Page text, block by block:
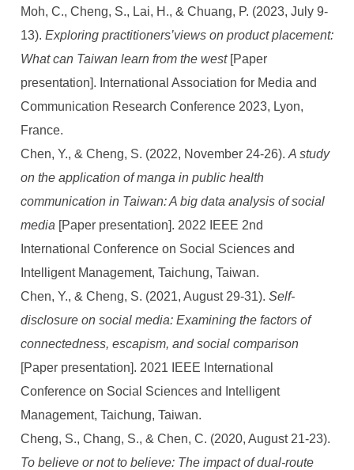
Moh, C., Cheng, S., Lai, H., & Chuang, P. (2023, July 9-
13). Exploring practitioners’views on product placement:
What can Taiwan learn from the west[Paper
presentation]. International Association for Media and
Communication Research Conference 2023, Lyon,
France.
Chen, Y., & Cheng, S. (2022, November 24-26). A study
on the application of manga in public health
communication in Taiwan: A big data analysis of social
media [Paper presentation]. 2022 IEEE 2nd
International Conference on Social Sciences and
Intelligent Management, Taichung, Taiwan.
Chen, Y., & Cheng, S. (2021, August 29-31). Self-
disclosure on social media: Examining the factors of
connectedness, escapism, and social comparison
[Paper presentation]. 2021 IEEE International
Conference on Social Sciences and Intelligent
Management, Taichung, Taiwan.
Cheng, S., Chang, S., & Chen, C. (2020, August 21-23).
To believe or not to believe: The impact of dual-route